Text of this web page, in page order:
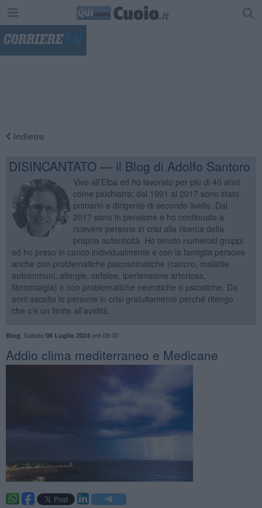
Indietro
DISINCANTATO — il Blog di Adolfo Santoro
Vivo all’Elba ed ho lavorato per più di 40 anni
come psichiatra; dal 1991 al 2017 sono stato
primario e dirigente di secondo livello. Dal
2017 sono in pensione e ho continuato a
ricevere persone in crisi alla ricerca della
propria autenticità. Ho tenuto numerosi gruppi
ed ho preso in carico individualmente e con la famiglia persone
anche con problematiche psicosomatiche (cancro, malattie
autoimmuni, allergie, cefalee, ipertensione arteriosa,
fibromialgia) o con problematiche nevrotiche o psicotiche. Da
anni ascolto le persone in crisi gratuitamente perché ritengo
che c’è un limite all’avidità.
Blog Sabato 06 Luglio 2024ore 08:00
Addio clima mediterraneo e Medicane